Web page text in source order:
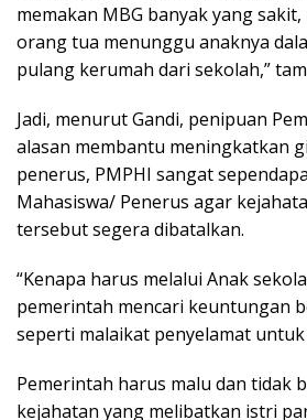
memakan MBG banyak yang sakit,
orang tua menunggu anaknya
pulang kerumah dari sekolah,”
Jadi, menurut Gandi, penipuan
alasan membantu meningkatkan
penerus, PMPHI sangat
Mahasiswa/ Penerus agar
tersebut segera dibatalkan.
“Kenapa harus melalui Anak
pemerintah mencari keuntungan
seperti malaikat penyelamat
Pemerintah harus malu dan tidak
kejahatan yang melibatkan istri